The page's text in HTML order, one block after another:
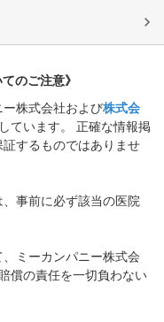
のご注意》
株式会社および株式会
ています。 正確な情報掲
するものではありませ
事前に必ず該当の医院
ミーカンパニー株式会
償の責任を一切負わない